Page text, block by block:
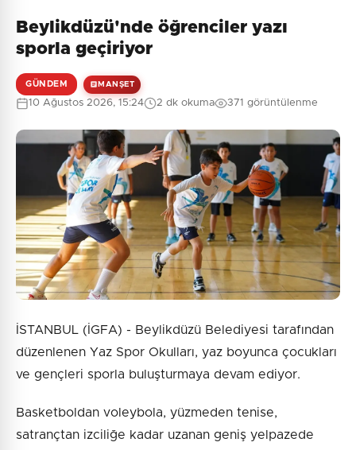
Beylikdüzü'nde öğrenciler yazı
sporla geçiriyor
GÜNDEM MANŞET
10 Ağustos 2026, 15:24 2 dk okuma 371 görüntülenme
İSTANBUL (İGFA) - Beylikdüzü Belediyesi tarafından
düzenlenen Yaz Spor Okulları, yaz boyunca çocukları
ve gençleri sporla buluşturmaya devam ediyor.
Basketboldan voleybola, yüzmeden tenise,
satrançtan izciliğe kadar uzanan geniş yelpazede